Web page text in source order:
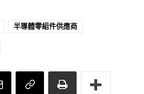
半導體零組件供應商